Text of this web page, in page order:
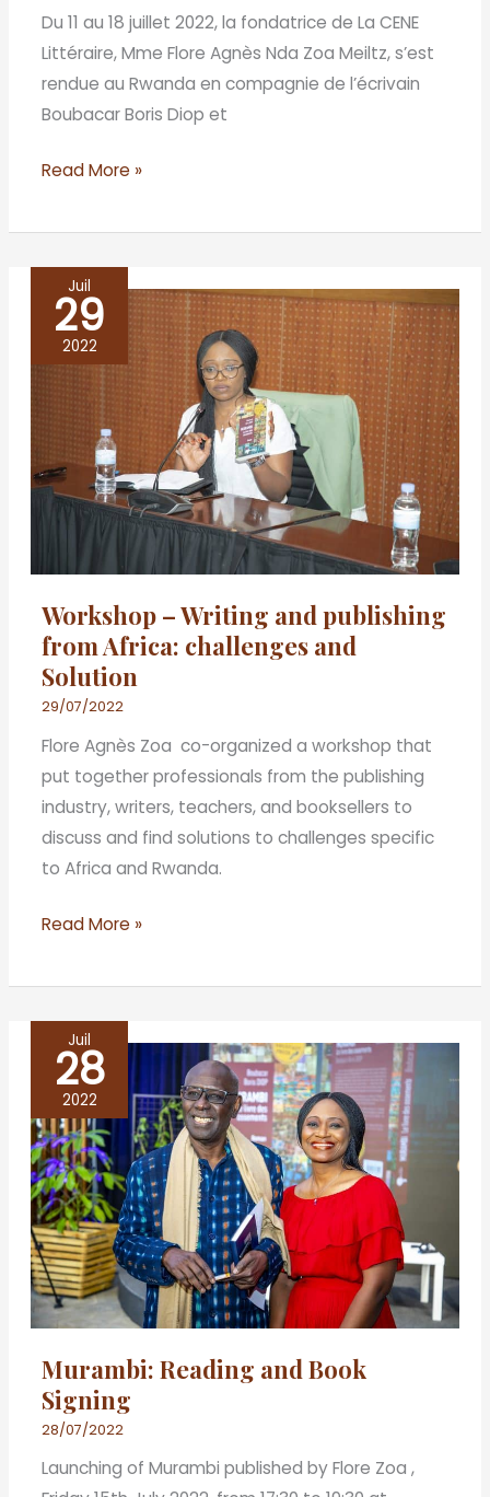
Du 11 au 18 juillet 2022, la fondatrice de La CENE
Littéraire, Mme Flore Agnès Nda Zoa Meiltz, s’est
rendue au Rwanda en compagnie de l’écrivain
Boubacar Boris Diop et
Read More »
Juil
29
2022
Workshop – Writing and publishing
from Africa: challenges and
Solution
29/07/2022
Flore Agnès Zoa co-organized a workshop that
put together professionals from the publishing
industry, writers, teachers, and booksellers to
discuss and find solutions to challenges specific
to Africa and Rwanda.
Workshop
publishing
from
Africa:
challenges
Read More »
Juil
28
2022
Murambi: Reading and Book
Signing
28/07/2022
Launching of Murambi published by Flore Zoa ,
Murambi:
Reading
and
Book
Signing